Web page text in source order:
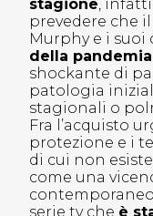
stagione,
prevedere che
Murphy e i
della pandemia
shockante di
patologia
stagionali o
Fra l’acquisto
protezione e i
di cui non
come una
serie tv che è